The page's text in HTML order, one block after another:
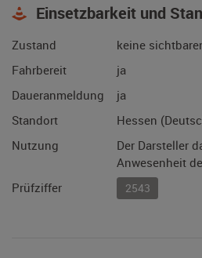
Einsetzbarkeit und
Zustand
keine
Fahrbereit
ja
Daueranmeldung
ja
Standort
Hessen
Nutzung
Der Darsteller
Anwesenheit
Prüfziffer
2543